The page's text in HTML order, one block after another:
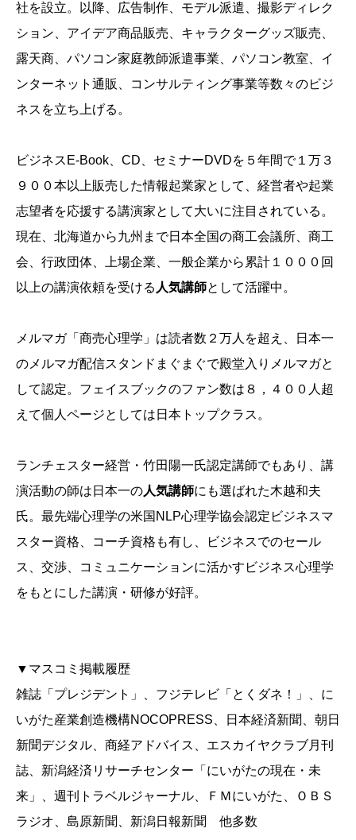
社を設立。以降、広告制作、モデル派遣、撮影ディレク
ション、アイデア商品販売、キャラクターグッズ販売、
露天商、パソコン家庭教師派遣事業、パソコン教室、イ
ンターネット通販、コンサルティング事業等数々のビジ
ネスを立ち上げる。
ビジネスE-Book、CD、セミナーDVDを５年間で１万３
９００本以上販売した情報起業家として、経営者や起業
志望者を応援する講演家として大いに注目されている。
現在、北海道から九州まで日本全国の商工会議所、商工
会、行政団体、上場企業、一般企業から累計１０００回
以上の講演依頼を受ける 人気講師として活躍中。
メルマガ「商売心理学」は読者数２万人を超え、日本一
のメルマガ配信スタンドまぐまぐで殿堂入りメルマガと
して認定。フェイスブックのファン数は８，４００人超
えて個人ページとしては日本トップクラス。
ランチェスター経営・竹田陽一氏認定講師でもあり、講
演活動の師は日本一の人気講師にも選ばれた木越和夫
氏。最先端心理学の米国NLP心理学協会認定ビジネスマ
スター資格、コーチ資格も有し、ビジネスでのセール
ス、交渉、コミュニケーションに活かすビジネス心理学
をもとにした講演・研修が好評。
▼マスコミ掲載履歴
雑誌「プレジデント」、フジテレビ「とくダネ！」、に
いがた産業創造機構NOCOPRESS、日本経済新聞、朝日
新聞デジタル、商経アドバイス、エスカイヤクラブ月刊
誌、新潟経済リサーチセンター「にいがたの現在・未
来」、週刊トラベルジャーナル、ＦＭにいがた、ＯＢＳ
ラジオ、島原新聞、新潟日報新聞 他多数